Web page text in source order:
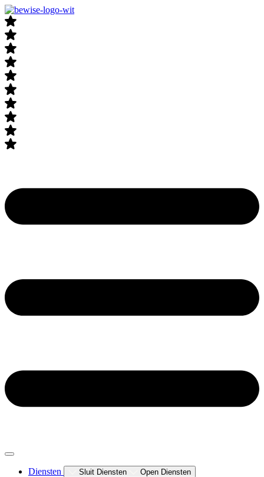
Diensten Sluit Diensten Open Diensten